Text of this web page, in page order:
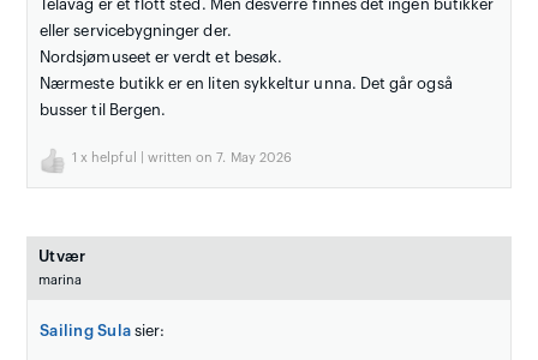
Telavåg er et flott sted. Men desverre finnes det ingen butikker
eller servicebygninger der.
Nordsjømuseet er verdt et besøk.
Nærmeste butikk er en liten sykkeltur unna. Det går også
busser til Bergen.
1 x helpful | written on 7. May 2026
Utvær
marina
Sailing Sula sier: